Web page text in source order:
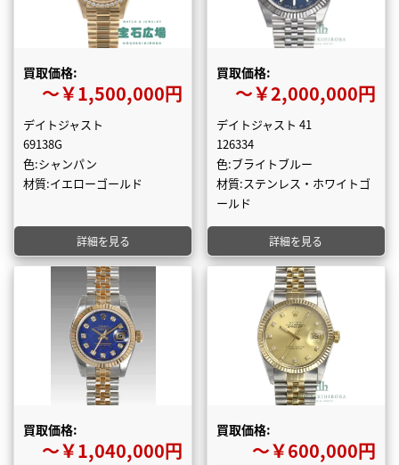
買取価格:
〜￥1,500,000円
デイトジャスト
69138G
色:シャンパン
材質:イエローゴールド
詳細を見る
買取価格:
〜￥2,000,000円
デイトジャスト 41
126334
色:ブライトブルー
材質:ステンレス・ホワイトゴ
ールド
詳細を見る
買取価格:
〜￥1,040,000円
買取価格:
〜￥600,000円